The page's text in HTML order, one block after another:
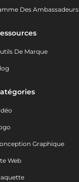
Des Ambassadeurs
De Marque
Graphique
Web